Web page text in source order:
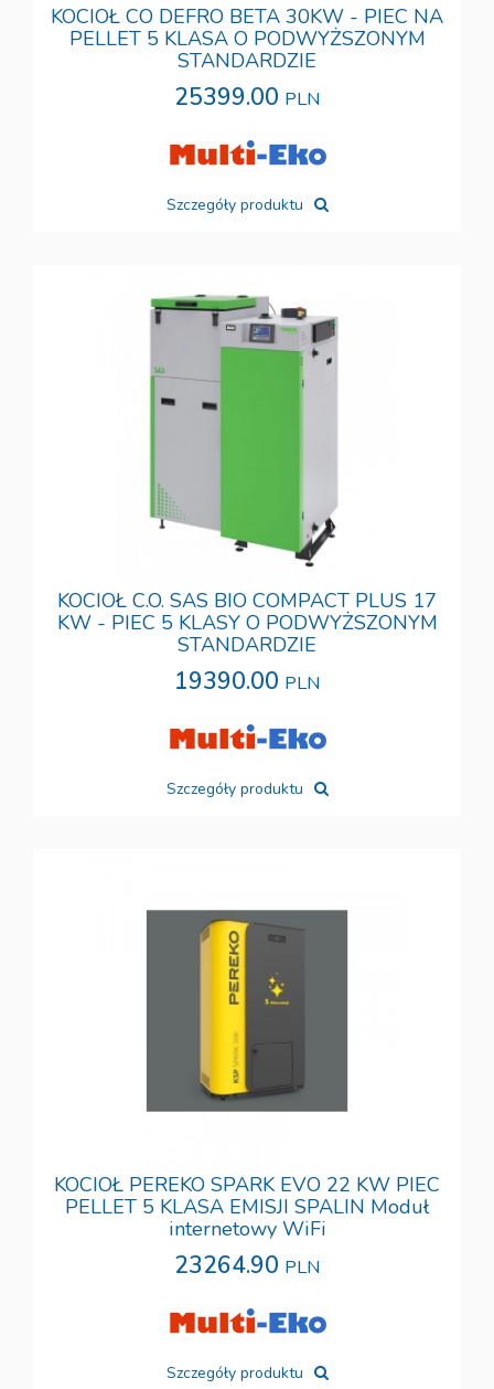
KOCIOŁ CO DEFRO BETA 30KW - PIEC NA
PELLET 5 KLASA O PODWYŻSZONYM
STANDARDZIE
25399.00 PLN
Szczegóły produktu
KOCIOŁ C.O. SAS BIO COMPACT PLUS 17
KW - PIEC 5 KLASY O PODWYŻSZONYM
STANDARDZIE
19390.00 PLN
Szczegóły produktu
KOCIOŁ PEREKO SPARK EVO 22 KW PIEC
PELLET 5 KLASA EMISJI SPALIN Moduł
internetowy WiFi
23264.90 PLN
Szczegóły produktu